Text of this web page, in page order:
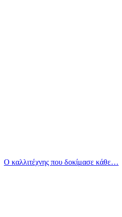
Ο καλλιτέχνης που δοκίμασε κάθε…